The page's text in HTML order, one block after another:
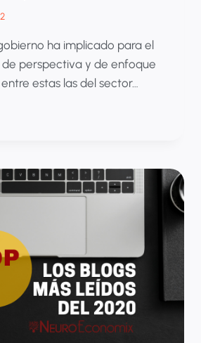
ha implicado para el
de perspectiva y de enfoque
estas las del sector…